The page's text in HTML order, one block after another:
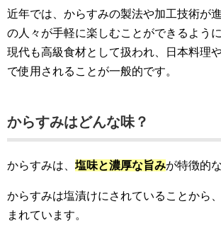
近年では、からすみの製法や加工技術が
の人々が手軽に楽しむことができるよう
現代も高級食材として扱われ、日本料理
で使用されることが一般的です。
からすみはどんな味？
からすみは、 塩味と濃厚な旨みが特徴的
からすみは塩漬けにされていることから
まれています。